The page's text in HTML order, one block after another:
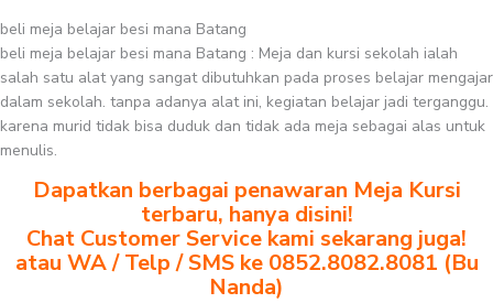
beli meja belajar besi mana Batang
beli meja belajar besi mana Batang : Meja dan kursi sekolah ialah
salah satu alat yang sangat dibutuhkan pada proses belajar mengajar
dalam sekolah. tanpa adanya alat ini, kegiatan belajar jadi terganggu.
karena murid tidak bisa duduk dan tidak ada meja sebagai alas untuk
menulis.
Dapatkan berbagai penawaran Meja Kursi
terbaru, hanya disini!
Chat Customer Service kami sekarang juga!
atau WA / Telp / SMS ke 0852.8082.8081 (Bu
Nanda)